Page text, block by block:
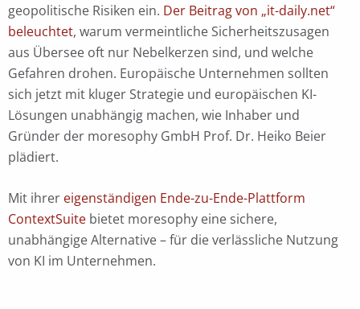
geopolitische Risiken ein. Der Beitrag von „it-daily.net“
beleuchtet, warum vermeintliche Sicherheitszusagen
aus Übersee oft nur Nebelkerzen sind, und welche
Gefahren drohen. Europäische Unternehmen sollten
sich jetzt mit kluger Strategie und europäischen KI-
Lösungen unabhängig machen, wie Inhaber und
Gründer der moresophy GmbH Prof. Dr. Heiko Beier
plädiert.
Mit ihrer eigenständigen Ende-zu-Ende-Plattform
ContextSuite bietet moresophy eine sichere,
unabhängige Alternative – für die verlässliche Nutzung
von KI im Unternehmen.